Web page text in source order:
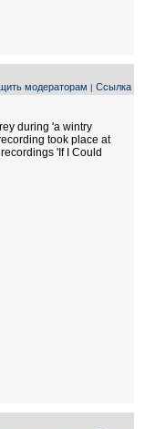
модераторам | Ссылка
during 'a wintry
took place at
'If I Could